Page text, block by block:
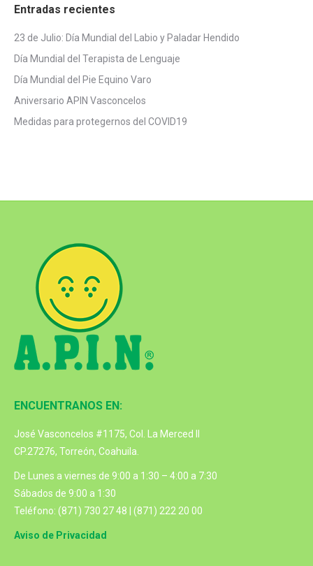
Entradas recientes
23 de Julio: Día Mundial del Labio y Paladar Hendido
Día Mundial del Terapista de Lenguaje
Día Mundial del Pie Equino Varo
Aniversario APIN Vasconcelos
Medidas para protegernos del COVID19
ENCUENTRANOS EN:
José Vasconcelos #1175, Col. La Merced II
CP.27276, Torreón, Coahuila.
De Lunes a viernes de 9:00 a 1:30 – 4:00 a 7:30
Sábados de 9:00 a 1:30
Teléfono: (871) 730 27 48 | (871) 222 20 00
Aviso de Privacidad